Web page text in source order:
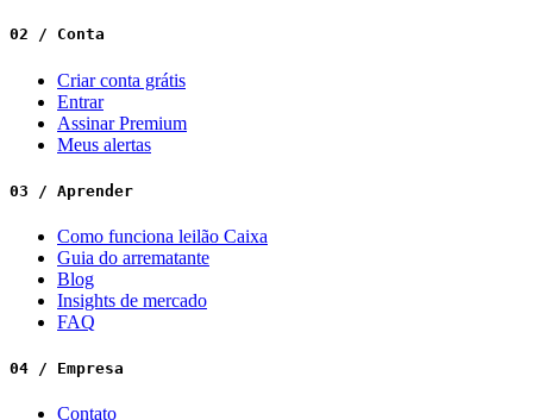
02 / Conta
Criar conta grátis
Entrar
Assinar Premium
Meus alertas
03 / Aprender
Como funciona leilão Caixa
Guia do arrematante
Blog
Insights de mercado
FAQ
04 / Empresa
Contato